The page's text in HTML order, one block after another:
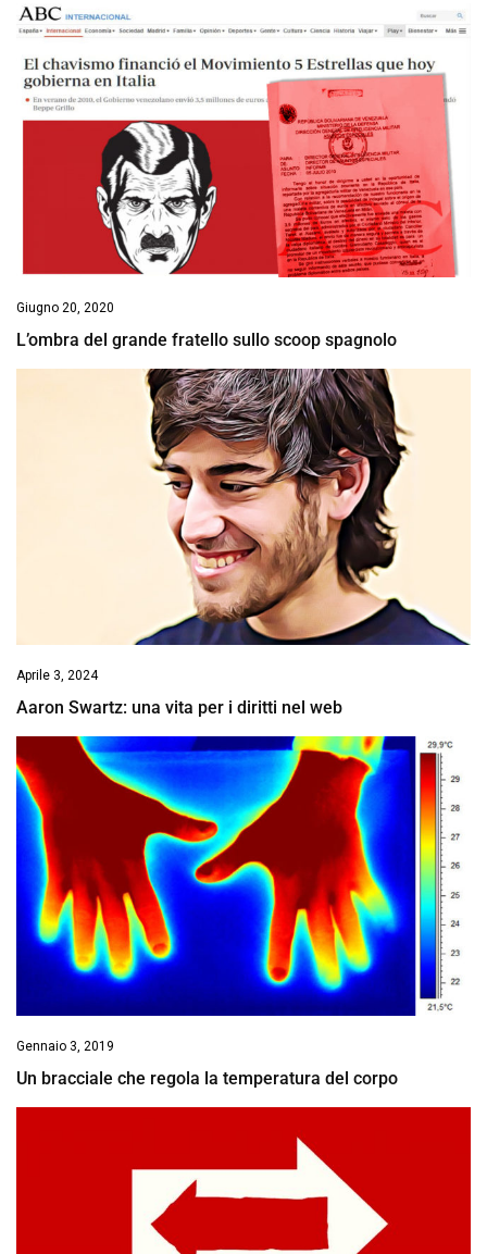
Giugno 20, 2020
L’ombra del grande fratello sullo scoop spagnolo
Aprile 3, 2024
Aaron Swartz: una vita per i diritti nel web
Gennaio 3, 2019
Un bracciale che regola la temperatura del corpo